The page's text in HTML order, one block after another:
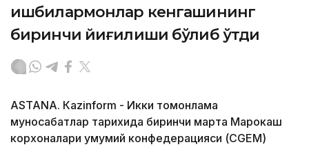
ишбилармонлар кенгашининг
биринчи йиғилиши бўлиб ўтди
ASTANА. Кazinform - Икки томонлама
муносабатлар тарихида биринчи марта Марокаш
корхоналари умумий конфедерацияси (CGEM)